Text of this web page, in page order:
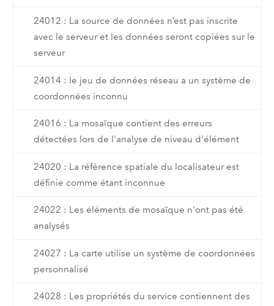
24012 : La source de données n’est pas inscrite
avec le serveur et les données seront copiées sur le
serveur
24014 : le jeu de données réseau a un système de
coordonnées inconnu
24016 : La mosaïque contient des erreurs
détectées lors de l'analyse de niveau d'élément
24020 : La référence spatiale du localisateur est
définie comme étant inconnue
24022 : Les éléments de mosaïque n'ont pas été
analysés
24027 : La carte utilise un système de coordonnées
personnalisé
24028 : Les propriétés du service contiennent des